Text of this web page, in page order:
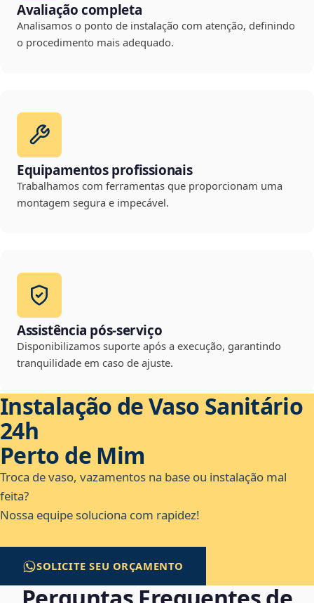
Avaliação completa
Analisamos o ponto de instalação com atenção, definindo
o procedimento mais adequado.
Equipamentos profissionais
Trabalhamos com ferramentas que proporcionam uma
montagem segura e impecável.
Assistência pós-serviço
Disponibilizamos suporte após a execução, garantindo
tranquilidade em caso de ajuste.
Instalação de Vaso Sanitário
24h
Perto de Mim
Troca de vaso, vazamentos na base ou instalação mal
feita?
Nossa equipe soluciona com rapidez!
SOLICITE SEU ORÇAMENTO